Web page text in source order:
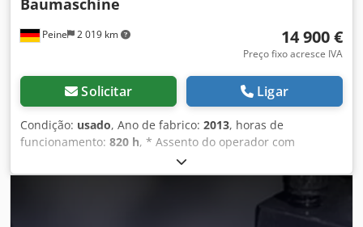
Peine 2 019 km
Baumaschine
14 900 €
Preço fixo acresce IVA
Solicitar Ligar
Condição: usado, Ano de fabrico: 2013, horas de
funcionamento: 820 h, * Assento do operador com
suspensão Djdpfx Afsmczgkeaokr * Gancho de manobra ---
-Estrutura: Motor: Kohler 3 cilindros diesel, 16,8 kW,
transmissão hidrostática, largura das bandas 900 mm,
proteção anticapotamento rebatível Venda apenas para